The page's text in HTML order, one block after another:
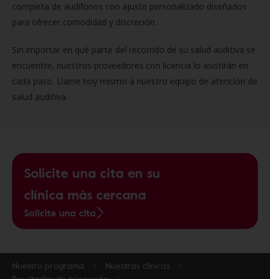
completa de audífonos con ajuste personalizado diseñados
para ofrecer comodidad y discreción.
Sin importar en qué parte del recorrido de su salud auditiva se
encuentre, nuestros proveedores con licencia lo asistirán en
cada paso. Llame hoy mismo a nuestro equipo de atención de
salud auditiva.
Solicite una cita en su
clínica más cercana
Solicite una cita
Nuestro programa
Nuestras clínicas